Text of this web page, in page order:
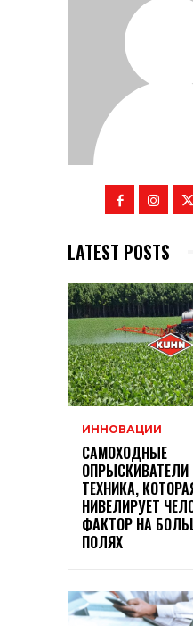
LATEST POSTS
ИННОВАЦИИ
САМОХОДНЫЕ
ОПРЫСКИВАТЕЛИ
ТЕХНИКА,
НИВЕЛИРУЕТ
ФАКТОР НА
ПОЛЯХ